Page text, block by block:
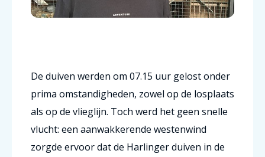
De duiven werden om 07.15 uur gelost onder
prima omstandigheden, zowel op de losplaats
als op de vlieglijn. Toch werd het geen snelle
vlucht: een aanwakkerende westenwind
zorgde ervoor dat de Harlinger duiven in de